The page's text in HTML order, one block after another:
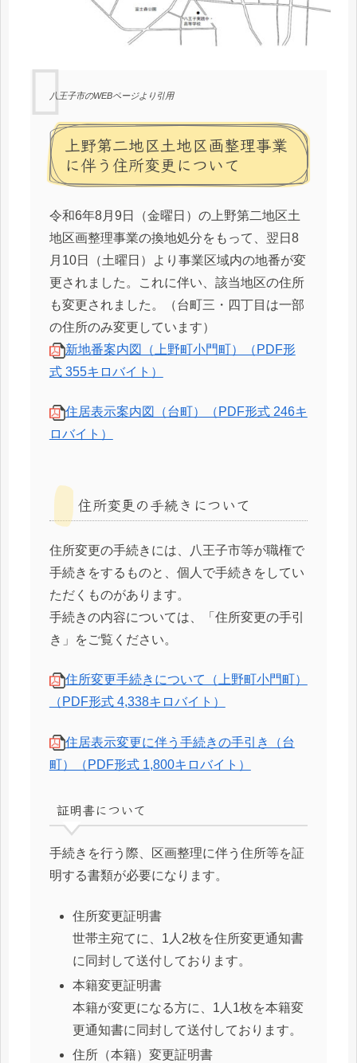
八王子市のWEBページより引用
上野第二地区土地区画整理事業
に伴う住所変更について
令和6年8月9日（金曜日）の上野第二地区土
地区画整理事業の換地処分をもって、翌日8
月10日（土曜日）より事業区域内の地番が変
更されました。これに伴い、該当地区の住所
も変更されました。（台町三・四丁目は一部
の住所のみ変更しています）
新地番案内図（上野町小門町）（PDF形
式 355キロバイト）
住居表示案内図（台町）（PDF形式 246キ
ロバイト）
住所変更の手続きについて
住所変更の手続きには、八王子市等が職権で
手続きをするものと、個人で手続きをしてい
ただくものがあります。
手続きの内容については、「住所変更の手引
き」をご覧ください。
住所変更手続きについて（上野町小門町）
（PDF形式 4,338キロバイト）
住居表示変更に伴う手続きの手引き（台
町）（PDF形式 1,800キロバイト）
証明書について
手続きを行う際、区画整理に伴う住所等を証
明する書類が必要になります。
住所変更証明書
世帯主宛てに、1人2枚を住所変更通知書
に同封して送付しております。
本籍変更証明書
本籍が変更になる方に、1人1枚を本籍変
更通知書に同封して送付しております。
住所（本籍）変更証明書